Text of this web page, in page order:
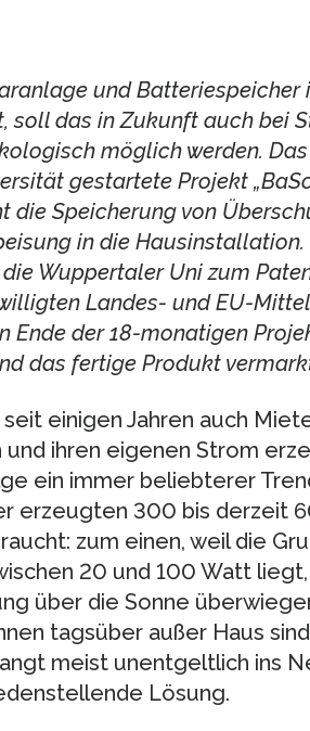
und Batteriespeicher
soll das in Zukunft auch bei
möglich werden.
gestartete Projekt
Speicherung von
in die
Wuppertaler Uni zum
Landes- und EU-
Ende der 18-monatigen
das fertige Produkt
einigen Jahren auch
ihren eigenen Strom
ein immer beliebterer
erzeugten 300 bis derzeit
zum einen, weil die
20 und 100 Watt
über die Sonne
tagsüber außer Haus
meist unentgeltlich ins
Lösung.